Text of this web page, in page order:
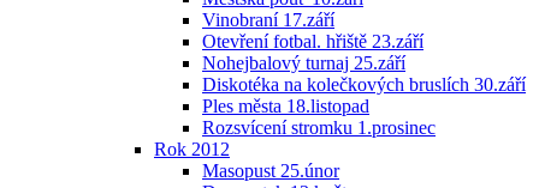
Vinobraní 17.září
Otevření fotbal. hřiště 23.září
Nohejbalový turnaj 25.září
Diskotéka na kolečkových bruslích 30.září
Ples města 18.listopad
Rozsvícení stromku 1.prosinec
Rok 2012
Masopust 25.únor